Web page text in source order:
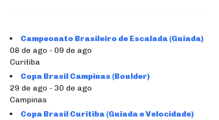
Campeonato Brasileiro de Escalada (Guiada)
08 de ago - 09 de ago
Curitiba
Copa Brasil Campinas (Boulder)
29 de ago - 30 de ago
Campinas
Copa Brasil Curitiba (Guiada e Velocidade)